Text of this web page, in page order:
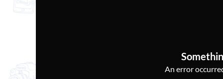
An error